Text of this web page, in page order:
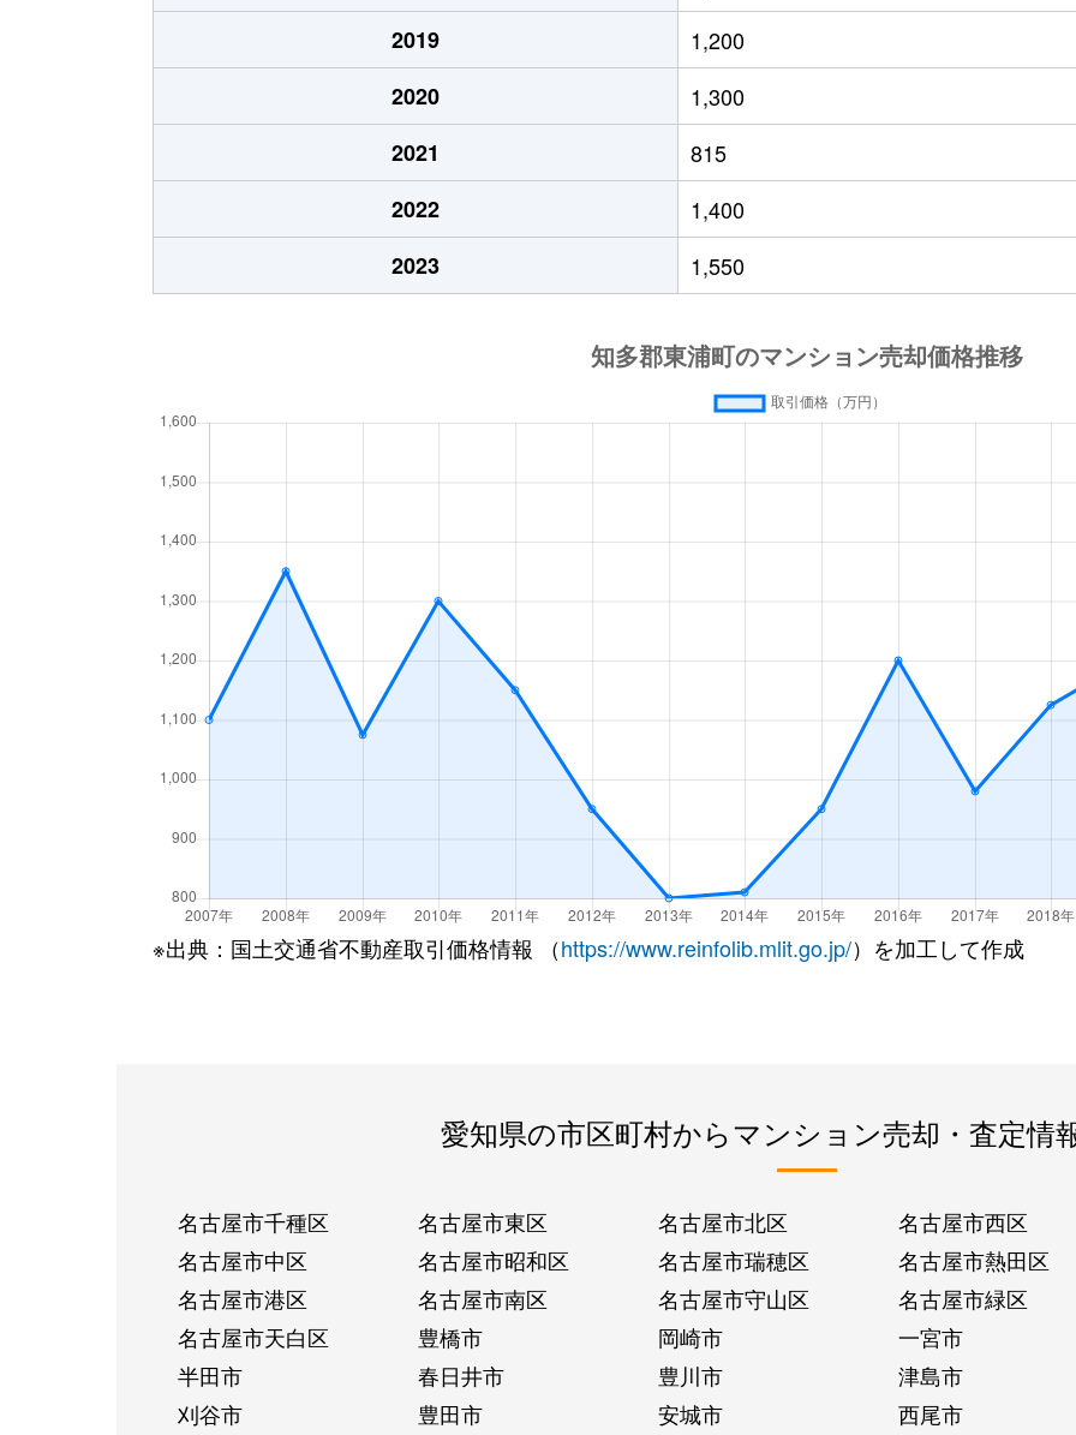
2019
1,200
2020
1,300
2021
815
2022
1,400
2023
1,550
※出典：国土交通省不動産取引価格情報 （https://www.reinfolib.mlit.go.jp/）を加工して作成
愛知県の市区町村からマンション売却・査定情
名古屋市千種区 名古屋市東区 名古屋市北区
名古屋市西区
名古屋市中区
名古屋市昭和区 名古屋市瑞穂区
名古屋市熱田区
名古屋市港区
名古屋市南区 名古屋市守山区
名古屋市緑区
名古屋市天白区
豊橋市 岡崎市
一宮市
半田市
春日井市 豊川市
津島市
刈谷市
豊田市 安城市 西尾市